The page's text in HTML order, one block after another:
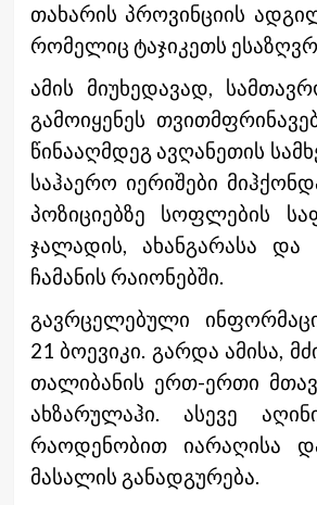
თახარის პროვინციის
რომელიც ტაჯიკეთს
ამის მიუხედავად,
გამოიყენეს
წინააღმდეგ ავღანეთის
საჰაერო იერიშები
პოზიციებზე სოფლების
ჯალადის, ახანგარასა და
ჩამანის რაიონებში.
გავრცელებული
21 ბოევიკი. გარდა ამისა,
თალიბანის ერთ-ერთი
ახზარულაჰი. ასევე
რაოდენობით იარაღისა
მასალის განადგურება.